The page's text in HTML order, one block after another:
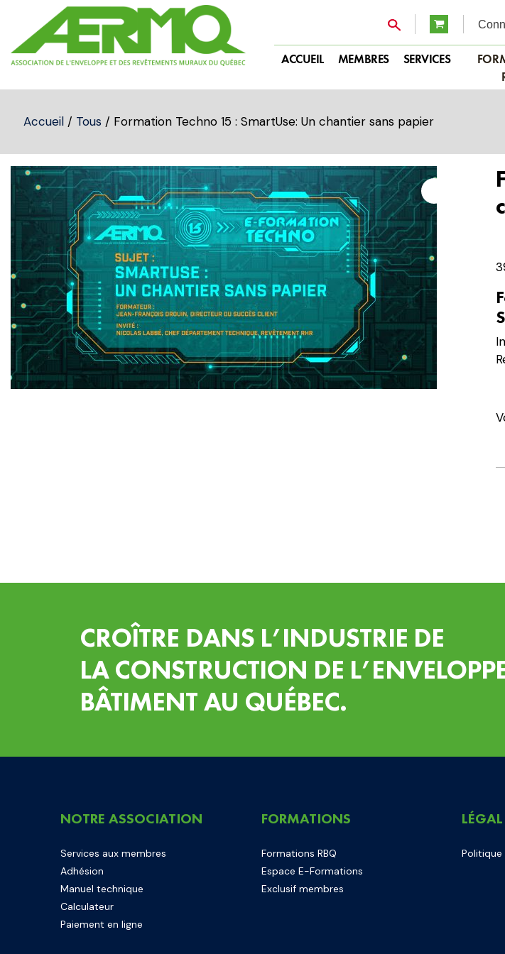
content
ACCUEIL MEMBRES SERVICES
Accueil / Tous / Formation Techno 15 : SmartUse: Un chantier sans papier
CROÎTRE DANS L’INDUSTRIE DE
LA CONSTRUCTION DE
BÂTIMENT AU QUÉBEC.
NOTRE ASSOCIATION
Services aux membres
Adhésion
Manuel technique
Calculateur
Paiement en ligne
FORMATIONS
Formations RBQ
Espace E-Formations
Exclusif membres
LÉGAL